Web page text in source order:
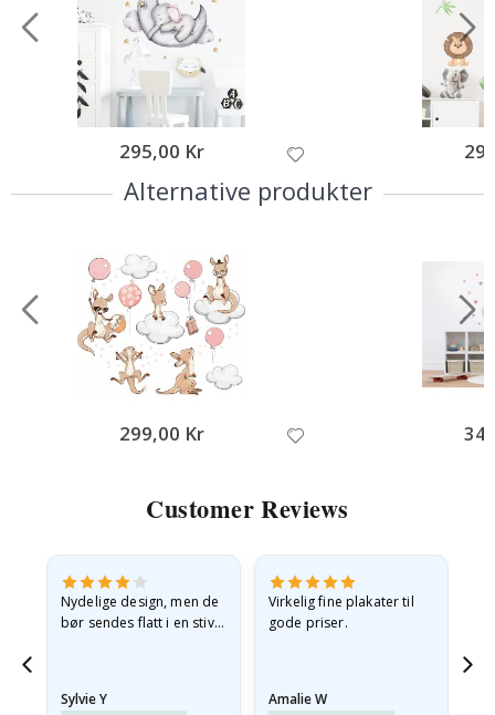
295,00 Kr
Alternative produkter
299,00 Kr
Customer Reviews
Nydelige design, men de
bør sendes flatt i en stiv
Sylvie Y
Virkelig fine plakater til
gode priser.
Amalie W